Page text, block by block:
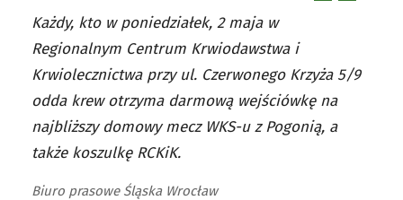
Każdy, kto w poniedziałek, 2 maja w
Regionalnym Centrum Krwiodawstwa i
Krwiolecznictwa przy ul. Czerwonego Krzyża 5/9
odda krew otrzyma darmową wejściówkę na
najbliższy domowy mecz WKS-u z Pogonią, a
także koszulkę RCKiK.
Biuro prasowe Śląska Wrocław